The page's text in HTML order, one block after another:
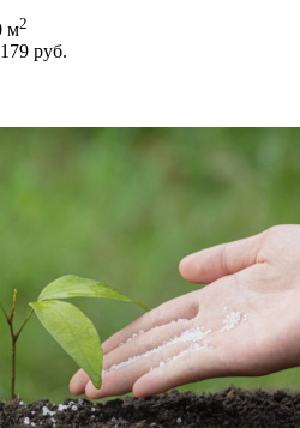
м2
руб.